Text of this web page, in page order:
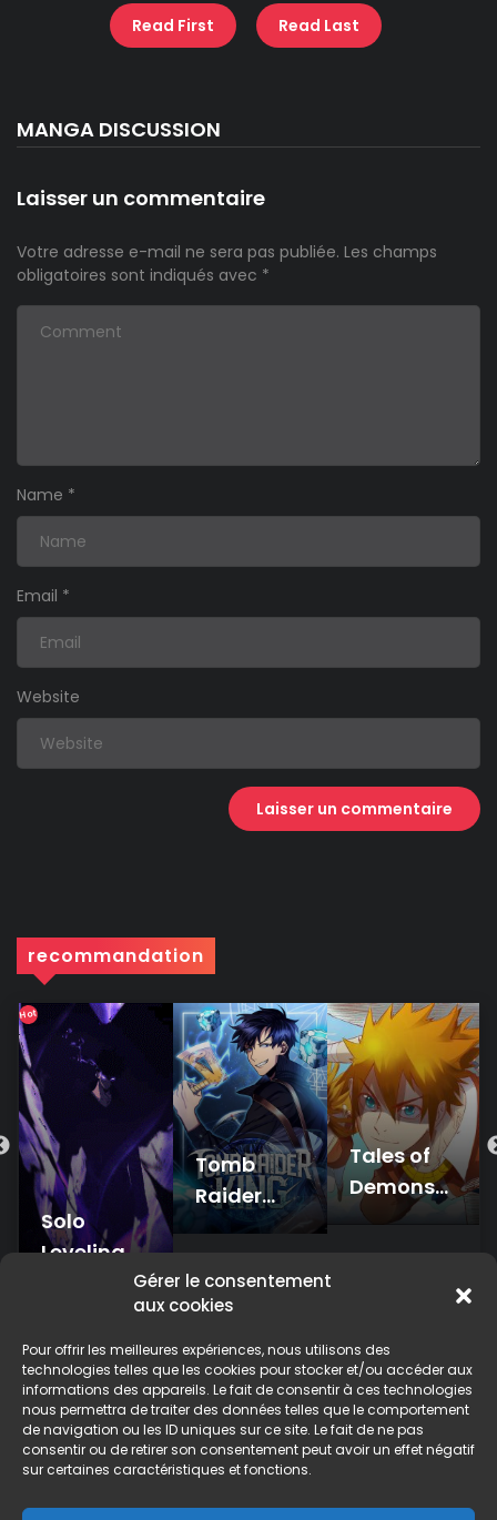
Gérer le consentement
aux cookies
Pour offrir les meilleures expériences, nous utilisons des
technologies telles que les cookies pour stocker et/ou accéder aux
informations des appareils. Le fait de consentir à ces technologies
nous permettra de traiter des données telles que le comportement
de navigation ou les ID uniques sur ce site. Le fait de ne pas
consentir ou de retirer son consentement peut avoir un effet négatif
sur certaines caractéristiques et fonctions.
Read First Read Last
MANGA DISCUSSION
Laisser un commentaire
Votre adresse e-mail ne sera pas publiée. Les champs
obligatoires sont indiqués avec *
Name *
Email *
Website
recommandation
Hot
Solo
Leveling
Tomb
Raider
King
Tales of
Demons
and Gods
ACCUEIL
DMCA / Disclaimer
Politique de confidentialité
ce site ne sont que des aperçus des comics originaux, il peut y avoir